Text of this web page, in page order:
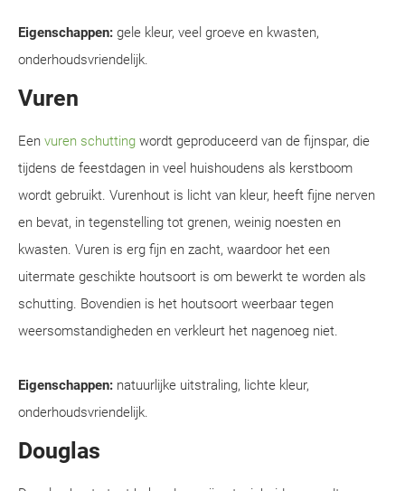
Eigenschappen: gele kleur, veel groeve en kwasten,
onderhoudsvriendelijk.
Vuren
Een vuren schutting wordt geproduceerd van de fijnspar, die
tijdens de feestdagen in veel huishoudens als kerstboom
wordt gebruikt. Vurenhout is licht van kleur, heeft fijne nerven
en bevat, in tegenstelling tot grenen, weinig noesten en
kwasten. Vuren is erg fijn en zacht, waardoor het een
uitermate geschikte houtsoort is om bewerkt te worden als
schutting. Bovendien is het houtsoort weerbaar tegen
weersomstandigheden en verkleurt het nagenoeg niet.
Eigenschappen: natuurlijke uitstraling, lichte kleur,
onderhoudsvriendelijk.
Douglas